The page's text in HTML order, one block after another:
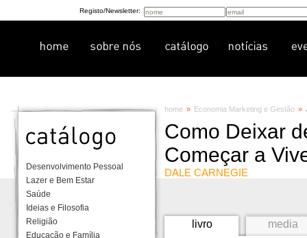
Registo/Newsletter:
Desenvolvimento Pessoal
Lazer e Bem Estar
Saúde
Ideias e Filosofia
Religião
Educação e Família
home » Economia Marketing e Gestão »
Como Deixar
Começar a
DALE CARNEGIE
livro media